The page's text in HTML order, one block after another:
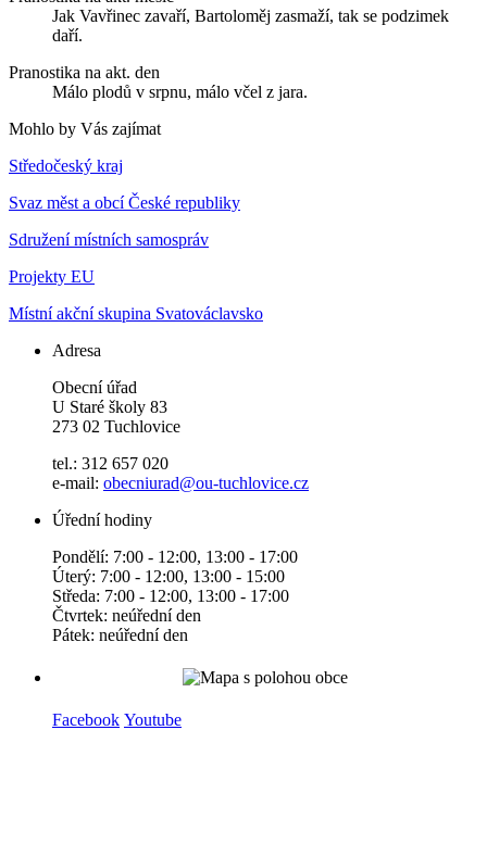
Jak Vavřinec zavaří, Bartoloměj zasmaží, tak se podzimek
daří.
Pranostika na akt. den
Málo plodů v srpnu, málo včel z jara.
Mohlo by Vás zajímat
Středočeský kraj
Svaz měst a obcí České republiky
Sdružení místních samospráv
Projekty EU
Místní akční skupina Svatováclavsko
Adresa
Obecní úřad
U Staré školy 83
273 02 Tuchlovice
tel.: 312 657 020
e-mail: obecniurad@ou-tuchlovice.cz
Úřední hodiny
Pondělí: 7:00 - 12:00, 13:00 - 17:00
Úterý: 7:00 - 12:00, 13:00 - 15:00
Středa: 7:00 - 12:00, 13:00 - 17:00
Čtvrtek: neúřední den
Pátek: neúřední den
Facebook Youtube